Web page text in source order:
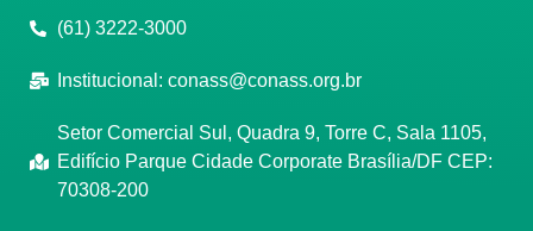
(61) 3222-3000
Institucional: conass@conass.org.br
Setor Comercial Sul, Quadra 9, Torre C, Sala 1105,
Edifício Parque Cidade Corporate Brasília/DF CEP:
70308-200